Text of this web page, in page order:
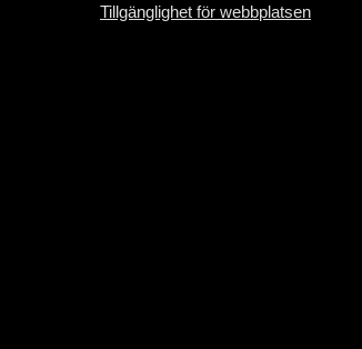
Tillgänglighet för webbplatsen